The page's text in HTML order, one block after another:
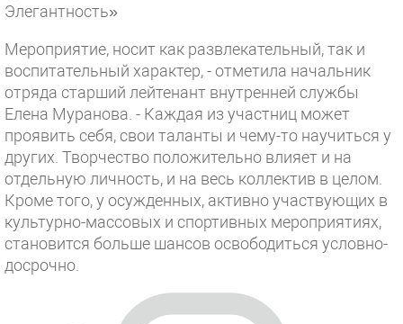
Элегантность»
Мероприятие, носит как развлекательный, так и
воспитательный характер, - отметила начальник
отряда старший лейтенант внутренней службы
Елена Муранова. - Каждая из участниц может
проявить себя, свои таланты и чему-то научиться у
других. Творчество положительно влияет и на
отдельную личность, и на весь коллектив в целом.
Кроме того, у осужденных, активно участвующих в
культурно-массовых и спортивных мероприятиях,
становится больше шансов освободиться условно-
досрочно.